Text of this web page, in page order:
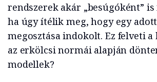
rendszerek akár „besúgóként”
ha úgy ítélik meg, hogy egy
megosztása indokolt. Ez felveti
az erkölcsi normái alapján
modellek?